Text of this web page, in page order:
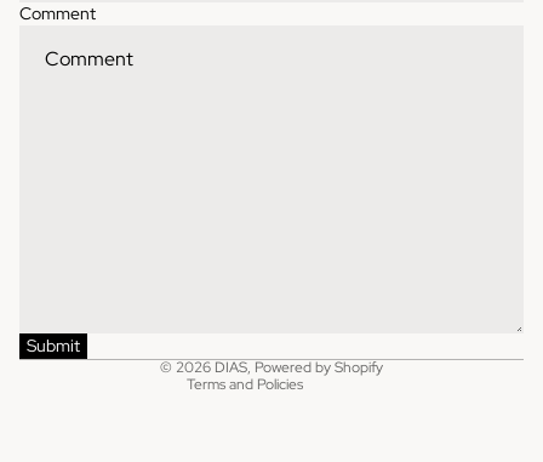
Comment
Submit
© 2026DIAS,Powered by Shopify
Terms and Policies